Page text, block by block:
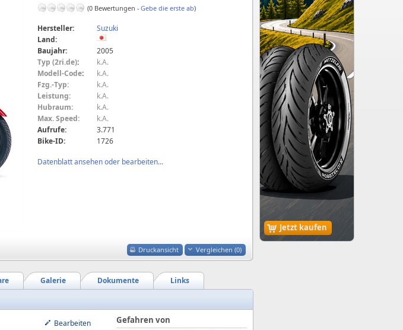
Jetzt kaufen
(0 Bewertungen - Gebe die erste ab)
Hersteller:
Suzuki
Land:
Baujahr:
2005
Typ (2ri.de):
k.A.
Modell-Code:
k.A.
Fzg.-Typ:
k.A.
Leistung:
k.A.
Hubraum:
k.A.
Max. Speed:
k.A.
Aufrufe:
3.771
Bike-ID:
1726
Datenblatt ansehen oder bearbeiten...
Druckansicht Vergleichen (0)
Links
Dokumente
Galerie
Bearbeiten Gefahren von